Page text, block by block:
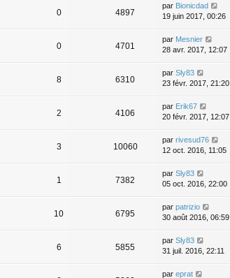
0 4897
par Bionicdad
19 juin 2017, 00:26
0 4701
par Mesnier
28 avr. 2017, 12:07
8 6310
par Sly83
23 févr. 2017, 21:20
2 4106
par Erik67
20 févr. 2017, 12:07
3 10060
par rivesud76
12 oct. 2016, 11:05
1 7382
par Sly83
05 oct. 2016, 22:00
10 6795
par patrizio
30 août 2016, 06:59
6 5855
par Sly83
31 juil. 2016, 22:11
par eprat